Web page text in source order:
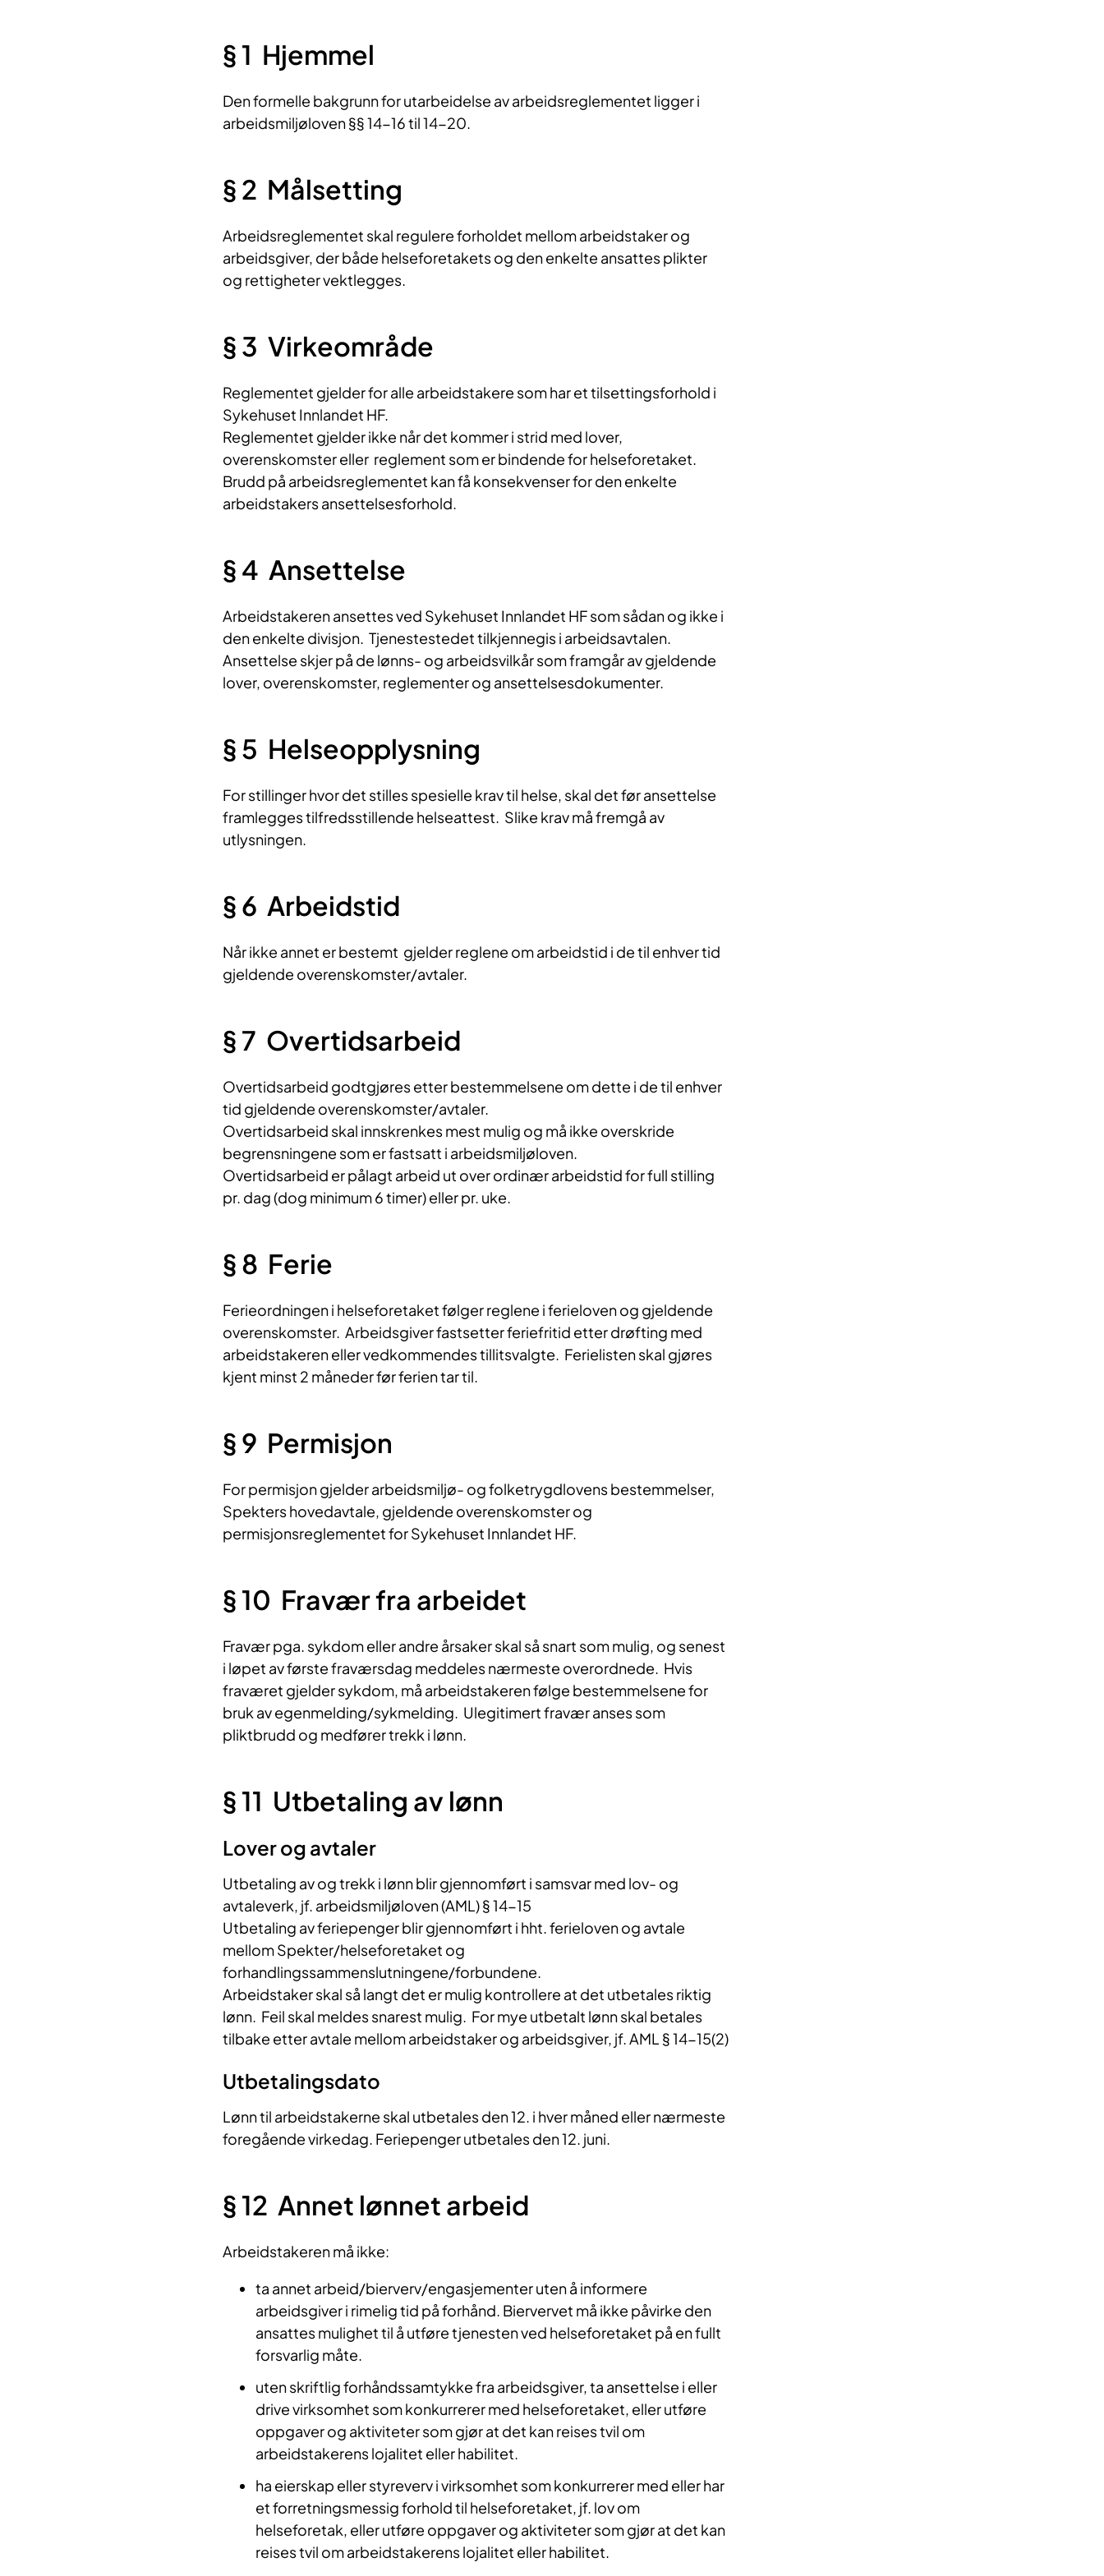
§ 1 Hjemmel
Den formelle bakgrunn for utarbeidelse av arbeidsreglementet ligger i
arbeidsmiljøloven §§ 14-16 til 14-20.
§ 2 Målsetting​
Arbeidsreglementet skal regulere forholdet mellom arbeidstaker og
arbeidsgiver, der både helseforetakets og den enkelte ansattes plikter
og rettigheter vektlegges.
§ 3 Virkeo​​mråde
Reglementet gjelder for alle arbeidstakere som har et tilsettingsforhold i
Sykehuset Innlandet HF.
Reglementet gjelder ikke når det kommer i strid med lover,
overenskomster eller reglement som er bindende for helseforetaket.
Brudd på arbeidsreglementet kan få konsekvenser for den enkelte
arbeidstakers ansettelsesforhold.
§ 4 Anse​ttelse
Arbeidstakeren ansettes ved Sykehuset Innlandet HF som sådan og ikke i
den enkelte divisjon. Tjenestestedet tilkjennegis i arbeidsavtalen.
Ansettelse skjer på de lønns- og arbeidsvilkår som framgår av gjeldende
lover, overenskomster, reglementer og ansettelsesdokumenter.
§ 5 Helseopply​sning
For stillinger hvor det stilles spesielle krav til helse, skal det før ansettelse
framlegges tilfredsstillende helseattest. Slike krav må fremgå av
utlysningen.
§ 6 Arbeidstid​
Når ikke annet er bestemt gjelder reglene om arbeidstid i de til enhver tid
gjeldende overenskomster/avtaler.
§ 7 Overtidsarbeid​
Overtidsarbeid godtgjøres etter bestemmelsene om dette i de til enhver
tid gjeldende overenskomster/avtaler.
Overtidsarbeid skal innskrenkes mest mulig og må ikke overskride
begrensningene som er fastsatt i arbeidsmiljøloven.
Overtidsarbeid er pålagt arbeid ut over ordinær arbeidstid for full stilling
pr. dag (dog minimum 6 timer) eller pr. uke.
§ 8 Ferie​​
Ferieordningen i helseforetaket følger reglene i ferieloven og gjeldende
overenskomster. Arbeidsgiver fastsetter feriefritid etter drøfting med
arbeidstakeren eller vedkommendes tillitsvalgte. Ferielisten skal gjøres
kjent minst 2 måneder før ferien tar til.
§ 9 Permisjon​
For permisjon gjelder arbeidsmiljø- og folketrygdlovens bestemmelser,
Spekters hovedavtale, gjeldende overenskomster og
permisjonsreglementet for Sykehuset Innlandet HF.
§ 10 Fravær ​​fra arbeidet
Fravær pga. sykdom eller andre årsaker skal så snart som mulig, og senest
i løpet av første fraværsdag meddeles nærmeste overordnede. Hvis
fraværet gjelder sykdom, må arbeidstakeren følge bestemmelsene for
bruk av egenmelding/sykmelding. Ulegitimert fravær anses som
pliktbrudd og medfører trekk i lønn.
§ 11 Utbetalin​​g av lønn
Lover og ​​avtaler
Utbetaling av og trekk i lønn blir gjennomført i samsvar med lov- og
avtaleverk, jf. arbeidsmiljøloven (AML) § 14-15
Utbetaling av feriepenger blir gjennomført i hht. ferieloven og avtale
mellom Spekter/helseforetaket og
forhandlingssammenslutningene/forbundene.
Arbeidstaker skal så langt det er mulig kontrollere at det utbetales riktig
lønn. Feil skal meldes snarest mulig. For mye utbetalt lønn skal betales
tilbake etter avtale mellom arbeidstaker og arbeidsgiver, jf. AML § 14-15(2)
Utbetal​​ingsdato
Lønn til arbeidstakerne skal utbetales den 12. i hver måned eller nærmeste
foregående virkedag. Feriepenger utbetales den 12. juni.
§ 12 Annet lønnet arbeid​
Arbeidstakeren må ikke:
ta annet arbeid/bierverv/engasjementer uten å informere
arbeidsgiver i rimelig tid på forhånd. Biervervet må ikke påvirke den
ansattes mulighet til å utføre tjenesten ved helseforetaket på en fullt
forsvarlig måte.
uten skriftlig forhåndssamtykke fra arbeidsgiver, ta ansettelse i eller
drive virksomhet som konkurrerer med helseforetaket, eller utføre
oppgaver og aktiviteter som gjør at det kan reises tvil om
arbeidstakerens lojalitet eller habilitet.
ha eierskap eller styreverv i virksomhet som konkurrerer med eller har
et forretningsmessig forhold til helseforetaket, jf. lov om
helseforetak, eller utføre oppgaver og aktiviteter som gjør at det kan
reises tvil om arbeidstakerens lojalitet eller habilitet.